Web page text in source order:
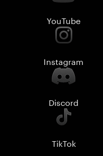
YouTube
Instagram
Discord
TikTok